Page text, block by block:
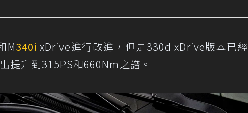
M340i xDrive進行改進，但是330d xDrive版本已經
提升到315PS和660Nm之譜。